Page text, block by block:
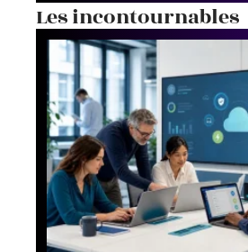
Les incontournables